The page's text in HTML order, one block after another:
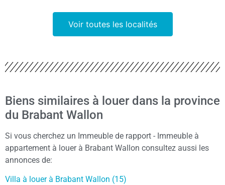
Voir toutes les localités
Biens similaires à louer dans la province
du Brabant Wallon
Si vous cherchez un Immeuble de rapport - Immeuble à
appartement à louer à Brabant Wallon consultez aussi les
annonces de:
Villa à louer à Brabant Wallon (15)